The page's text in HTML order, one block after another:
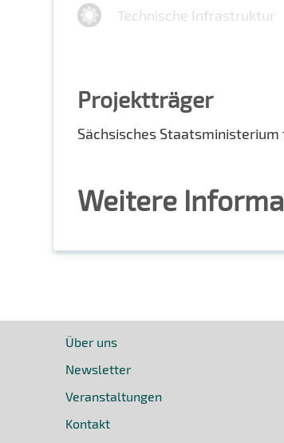
Technische Infrastruktur
Projektträger
Sächsisches
Weitere
Über uns
Newsletter
Veranstaltungen
Kontakt